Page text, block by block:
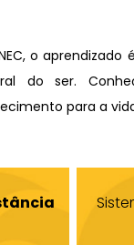
o
do ser.
para a